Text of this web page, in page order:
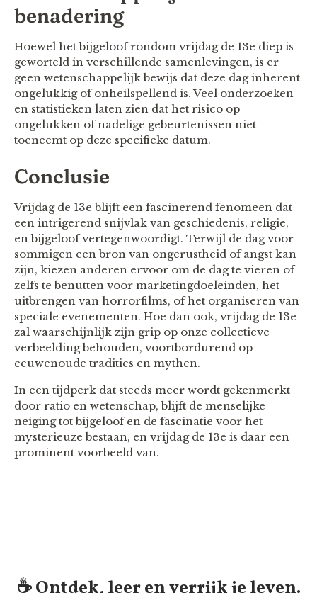
benadering
Hoewel het bijgeloof rondom vrijdag de 13e diep is
geworteld in verschillende samenlevingen, is er
geen wetenschappelijk bewijs dat deze dag inherent
ongelukkig of onheilspellend is. Veel onderzoeken
en statistieken laten zien dat het risico op
ongelukken of nadelige gebeurtenissen niet
toeneemt op deze specifieke datum.
Conclusie
Vrijdag de 13e blijft een fascinerend fenomeen dat
een intrigerend snijvlak van geschiedenis, religie,
en bijgeloof vertegenwoordigt. Terwijl de dag voor
sommigen een bron van ongerustheid of angst kan
zijn, kiezen anderen ervoor om de dag te vieren of
zelfs te benutten voor marketingdoeleinden, het
uitbrengen van horrorfilms, of het organiseren van
speciale evenementen. Hoe dan ook, vrijdag de 13e
zal waarschijnlijk zijn grip op onze collectieve
verbeelding behouden, voortbordurend op
eeuwenoude tradities en mythen.
In een tijdperk dat steeds meer wordt gekenmerkt
door ratio en wetenschap, blijft de menselijke
neiging tot bijgeloof en de fascinatie voor het
mysterieuze bestaan, en vrijdag de 13e is daar een
prominent voorbeeld van.